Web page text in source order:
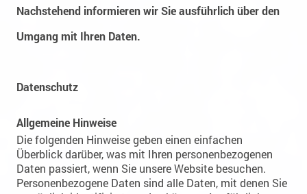
Nachstehend informieren wir Sie ausführlich über den
Umgang mit Ihren Daten.
Datenschutz
Allgemeine Hinweise
Die folgenden Hinweise geben einen einfachen
Überblick darüber, was mit Ihren personenbezogenen
Daten passiert, wenn Sie unsere Website besuchen.
Personenbezogene Daten sind alle Daten, mit denen Sie